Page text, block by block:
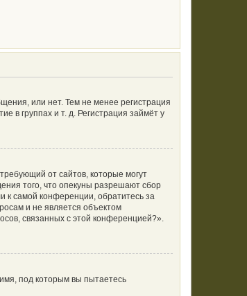
или нет. Тем не менее регистрация
в группах и т. д. Регистрация займёт у
от сайтов, которые могут
того, что опекуны разрешают сбор
к самой конференции, обратитесь за
и не является объектом
связанных с этой конференцией?».
под которым вы пытаетесь